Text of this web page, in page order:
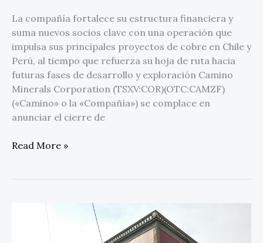
La compañía fortalece su estructura financiera y
suma nuevos socios clave con una operación que
impulsa sus principales proyectos de cobre en Chile y
Perú, al tiempo que refuerza su hoja de ruta hacia
futuras fases de desarrollo y exploración Camino
Minerals Corporation (TSXV:COR)(OTC:CAMZF)
(«Camino» o la «Compañía») se complace en
anunciar el cierre de
Read More »